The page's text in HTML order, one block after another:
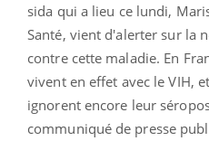
sida qui a lieu ce lundi,
Santé, vient d'alerter sur la
contre cette maladie. En
vivent en effet avec le VIH,
ignorent encore leur
communiqué de presse